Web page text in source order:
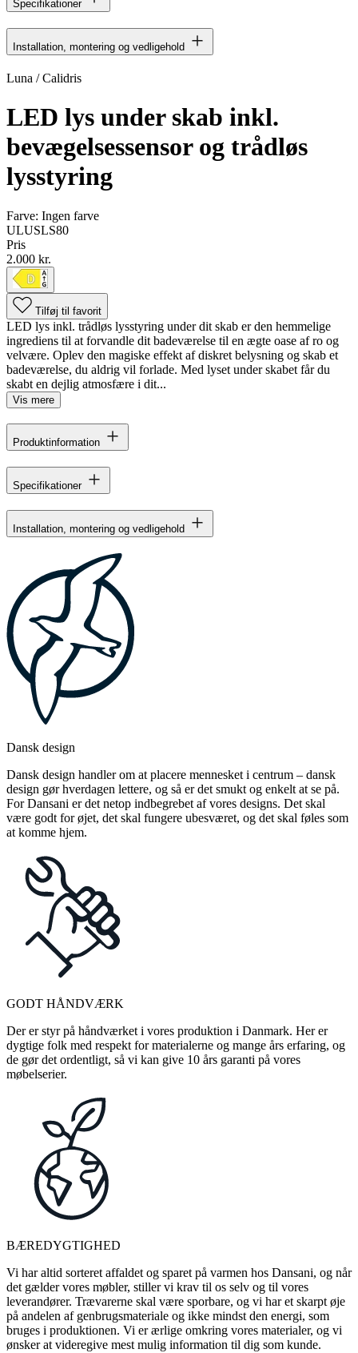
Specifikationer
Installation, montering og vedligehold
Luna / Calidris
LED lys under skab inkl.
bevægelsessensor og trådløs
lysstyring
Farve: Ingen farve
ULUSLS80
Pris
2.000 kr.
Tilføj til favorit
LED lys inkl. trådløs lysstyring under dit skab er den hemmelige
ingrediens til at forvandle dit badeværelse til en ægte oase af ro og
velvære. Oplev den magiske effekt af diskret belysning og skab et
badeværelse, du aldrig vil forlade. Med lyset under skabet får du
skabt en dejlig atmosfære i dit...
Vis mere
Produktinformation
Specifikationer
Installation, montering og vedligehold
Dansk design
Dansk design handler om at placere mennesket i centrum – dansk
design gør hverdagen lettere, og så er det smukt og enkelt at se på.
For Dansani er det netop indbegrebet af vores designs. Det skal
være godt for øjet, det skal fungere ubesværet, og det skal føles som
at komme hjem.
GODT HÅNDVÆRK
Der er styr på håndværket i vores produktion i Danmark. Her er
dygtige folk med respekt for materialerne og mange års erfaring, og
de gør det ordentligt, så vi kan give 10 års garanti på vores
møbelserier.
BÆREDYGTIGHED
Vi har altid sorteret affaldet og sparet på varmen hos Dansani, og når
det gælder vores møbler, stiller vi krav til os selv og til vores
leverandører. Trævarerne skal være sporbare, og vi har et skarpt øje
på andelen af genbrugsmateriale og ikke mindst den energi, som
bruges i produktionen. Vi er ærlige omkring vores materialer, og vi
ønsker at videregive mest mulig information til dig som kunde.